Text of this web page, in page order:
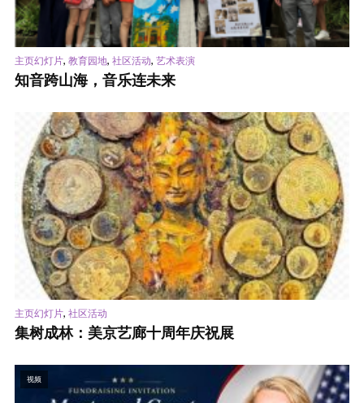
主页幻灯片, 教育园地, 社区活动, 艺术表演
知音跨山海，音乐连未来
主页幻灯片, 社区活动
集树成林：美京艺廊十周年庆祝展
视频